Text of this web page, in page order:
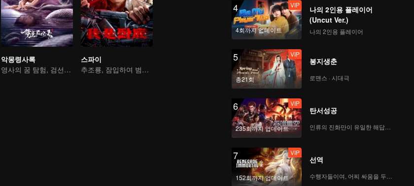
Pasangan TerWOW:
Angga Yunanda &
Syifa Hadju | WeTV
Always More 2024
CEO TerWOW: Xing
Zhao Lin | WeTV
Always More 2024
Lukman Sardi | WeTV
Always More 2024
Natasha Wilona |
WeTV Always More
악몽령사록
영사의 꿈 탐험, 검선의 과거를 엿보다
스파이
추조룡, 잠입하여 범죄 조직과 대결
4
4회까지 업데이트
VIP
나의 2인용 플레이어
(Uncut Ver.)
나의 2인용 플레이어
5
총21회
VIP
봉지생춘
로맨스 · 시대극
6
235회까지 업데이트
VIP
탄서성공
인류의 진화만이 유일한 해답이다
7
152회까지 업데이트
VIP
선역